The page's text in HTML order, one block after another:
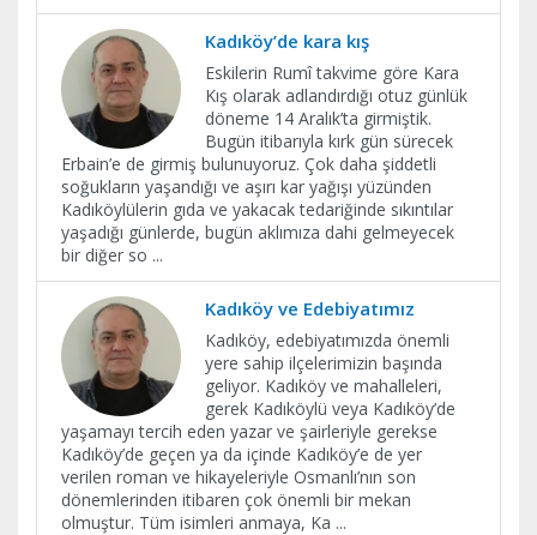
Kadıköy’de kara kış
Eskilerin Rumî takvime göre Kara
Kış olarak adlandırdığı otuz günlük
döneme 14 Aralık’ta girmiştik.
Bugün itibarıyla kırk gün sürecek
Erbain’e de girmiş bulunuyoruz. Çok daha şiddetli
soğukların yaşandığı ve aşırı kar yağışı yüzünden
Kadıköylülerin gıda ve yakacak tedariğinde sıkıntılar
yaşadığı günlerde, bugün aklımıza dahi gelmeyecek
bir diğer so ...
Kadıköy ve Edebiyatımız
Kadıköy, edebiyatımızda önemli
yere sahip ilçelerimizin başında
geliyor. Kadıköy ve mahalleleri,
gerek Kadıköylü veya Kadıköy’de
yaşamayı tercih eden yazar ve şairleriyle gerekse
Kadıköy’de geçen ya da içinde Kadıköy’e de yer
verilen roman ve hikayeleriyle Osmanlı’nın son
dönemlerinden itibaren çok önemli bir mekan
olmuştur. Tüm isimleri anmaya, Ka ...